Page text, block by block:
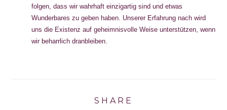
folgen, dass wir wahrhaft einzigartig sind und etwas
Wunderbares zu geben haben. Unserer Erfahrung nach wird
uns die Existenz auf geheimnisvolle Weise unterstützen, wenn
wir beharrlich dranbleiben.
SHARE